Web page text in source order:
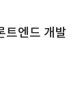
트엔드 개발